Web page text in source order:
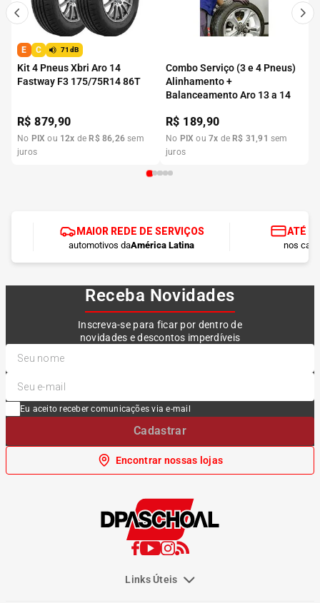
E C 71dB
Kit 4 Pneus Xbri Aro 14
Fastway F3 175/75R14 86T
R$879,90
No PIX ou 12x de R$ 86,26 sem
juros
Combo Serviço (3 e 4 Pneus)
Alinhamento +
Balanceamento Aro 13 a 14
R$ 189,90
No PIX ou7x de R$ 31 ,91 sem
juros
MAIOR REDE DE SERVIÇOS
automotivos daAmérica Latina
ATÉ
nos
Receba Novidades
Inscreva-se para ficar por dentro de
novidades e descontos imperdíveis
Eu aceito receber comunicações via e-mail
Cadastrar
Encontrar nossas lojas
Links Úteis